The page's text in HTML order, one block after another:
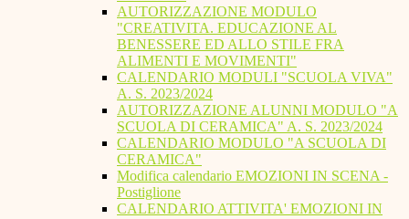
AUTORIZZAZIONE MODULO
"CREATIVITA. EDUCAZIONE AL
BENESSERE ED ALLO STILE FRA
ALIMENTI E MOVIMENTI"
CALENDARIO MODULI "SCUOLA VIVA"
A. S. 2023/2024
AUTORIZZAZIONE ALUNNI MODULO "A
SCUOLA DI CERAMICA" A. S. 2023/2024
CALENDARIO MODULO "A SCUOLA DI
CERAMICA"
Modifica calendario EMOZIONI IN SCENA -
Postiglione
CALENDARIO ATTIVITA' EMOZIONI IN